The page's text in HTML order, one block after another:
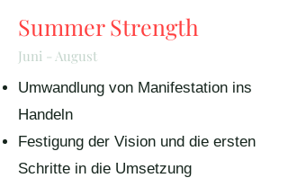
Summer Strength
Juni - August
Umwandlung von Manifestation ins
Handeln
Festigung der Vision und die ersten
Schritte in die Umsetzung